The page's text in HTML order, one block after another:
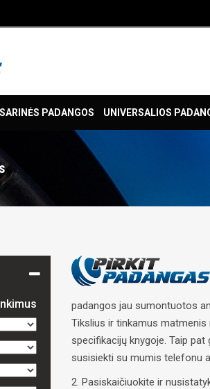
PADANGOS UNIVERSALIOS
padangos jau sumontuotos
Tikslius ir tinkamus
specifikacijų knygoje. Taip
susisiekti su mumis telefonu
2. Pasiskaičiuokite ir